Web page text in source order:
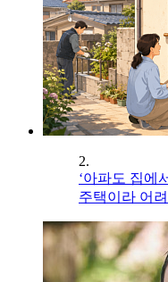
2.
‘아파도 집에
주택이라 어